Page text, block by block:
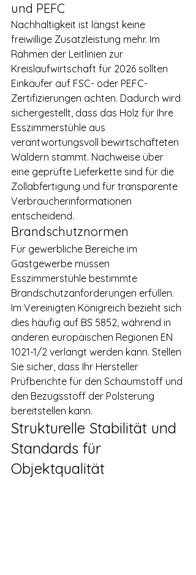
und PEFC
Nachhaltigkeit ist längst keine
freiwillige Zusatzleistung mehr. Im
Rahmen der Leitlinien zur
Kreislaufwirtschaft für 2026 sollten
Einkäufer auf FSC- oder PEFC-
Zertifizierungen achten. Dadurch wird
sichergestellt, dass das Holz für Ihre
Esszimmerstühle aus
verantwortungsvoll bewirtschafteten
Wäldern stammt. Nachweise über
eine geprüfte Lieferkette sind für die
Zollabfertigung und für transparente
Verbraucherinformationen
entscheidend.
Brandschutznormen
Für gewerbliche Bereiche im
Gastgewerbe müssen
Esszimmerstühle bestimmte
Brandschutzanforderungen erfüllen.
Im Vereinigten Königreich bezieht sich
dies häufig auf BS 5852, während in
anderen europäischen Regionen EN
1021-1/2 verlangt werden kann. Stellen
Sie sicher, dass Ihr Hersteller
Prüfberichte für den Schaumstoff und
den Bezugsstoff der Polsterung
bereitstellen kann.
Strukturelle Stabilität und
Standards für
Objektqualität